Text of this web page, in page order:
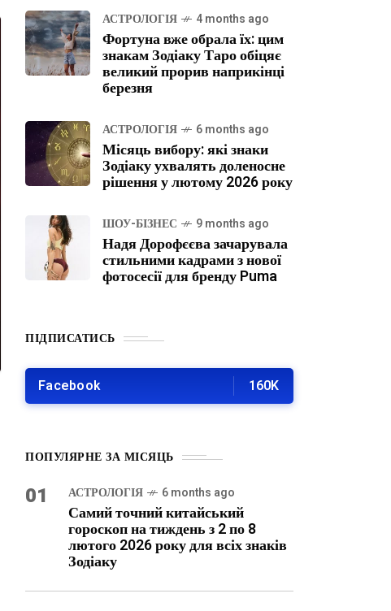
АСТРОЛОГІЯ 4 months ago
Фортуна вже обрала їх: цим
знакам Зодіаку Таро обіцяє
великий прорив наприкінці
березня
АСТРОЛОГІЯ 6 months ago
Місяць вибору: які знаки
Зодіаку ухвалять доленосне
рішення у лютому 2026 року
ШОУ-БІЗНЕС 9 months ago
Надя Дорофєєва зачарувала
стильними кадрами з нової
фотосесії для бренду Puma
ПІДПИСАТИСЬ
Facebook 160K
ПОПУЛЯРНЕ ЗА МІСЯЦЬ
01 АСТРОЛОГІЯ 6 months ago
Самий точний китайський
гороскоп на тиждень з 2 по 8
лютого 2026 року для всіх знаків
Зодіаку